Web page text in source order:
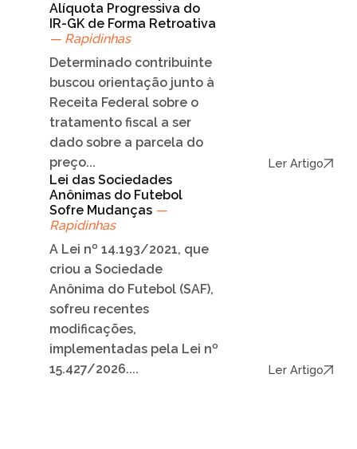
Alíquota Progressiva do
IR-GK de Forma Retroativa
— Rapidinhas
Determinado contribuinte
buscou orientação junto à
Receita Federal sobre o
tratamento fiscal a ser
dado sobre a parcela do
preço...
Ler Artigo
Lei das Sociedades
Anônimas do Futebol
Sofre Mudanças —
Rapidinhas
A Lei nº 14.193/2021, que
criou a Sociedade
Anônima do Futebol (SAF),
sofreu recentes
modificações,
implementadas pela Lei nº
15.427/2026....
Ler Artigo